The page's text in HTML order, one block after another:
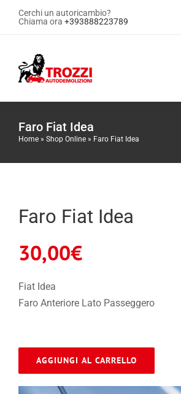
SaltaCerchi un autoricambio?
Chiama ora +393888223789
Contattaci
News
Faro Fiat Idea
Home » Shop Online » Faro Fiat Idea
Faro Fiat Idea
30,00€
Fiat Idea
Faro Anteriore Lato Passeggero
AGGIUNGI AL CARRELLO